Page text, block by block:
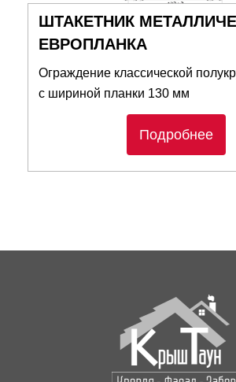
ШТАКЕТНИК
ЕВРОПЛАНКА
Ограждение классической
с шириной планки 130 мм
Подробнее